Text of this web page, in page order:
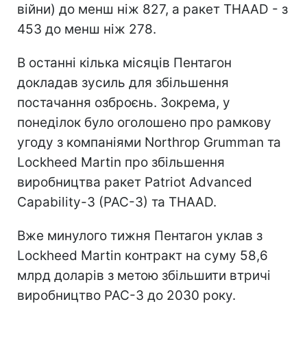
війни) до менш ніж 827, а ракет THAAD - з
453 до менш ніж 278.
В останні кілька місяців Пентагон
докладав зусиль для збільшення
постачання озброєнь. Зокрема, у
понеділок було оголошено про рамкову
угоду з компаніями Northrop Grumman та
Lockheed Martin про збільшення
виробництва ракет Patriot Advanced
Capability-3 (PAC-3) та THAAD.
Вже минулого тижня Пентагон уклав з
Lockheed Martin контракт на суму 58,6
млрд доларів з метою збільшити втричі
виробництво PAC-3 до 2030 року.